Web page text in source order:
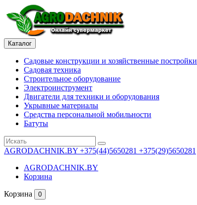
Каталог
Садовые конструкции и хозяйственные постройки
Садовая техника
Строительное оборудование
Электроинструмент
Двигатели для техники и оборудования
Укрывные материалы
Средства персональной мобильности
Батуты
AGRODACHNIK.BY +375(44)5650281 +375(29)5650281
AGRODACHNIK.BY
Корзина
Корзина 0